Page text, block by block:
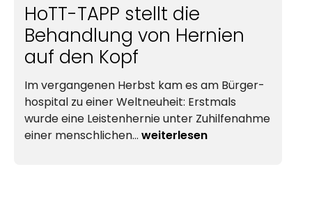
HoTT-TAPP stellt die
Behandlung von Hernien
auf den Kopf
Im vergangenen Herbst kam es am Bürger­
hospital zu einer Weltneuheit: Erstmals
wurde eine Leistenhernie unter Zuhilfenahme
einer menschlichen… weiterlesen